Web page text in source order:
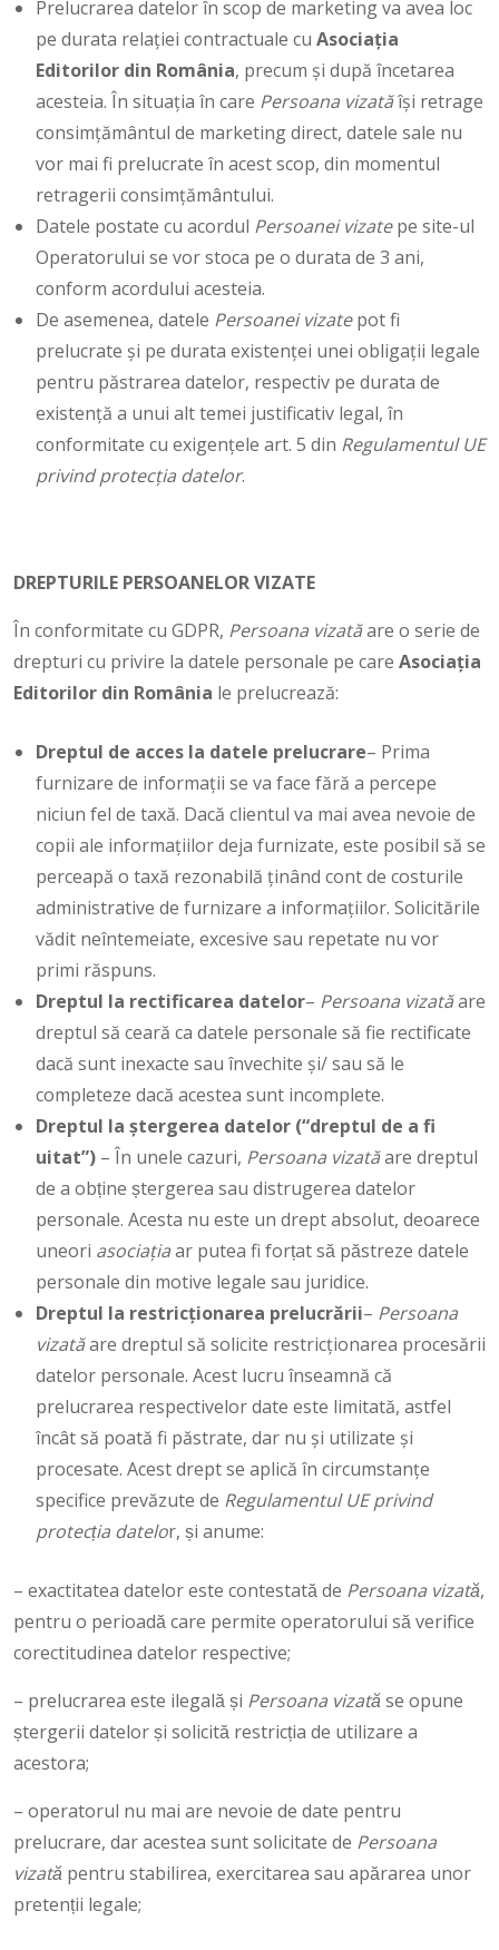
Prelucrarea datelor în scop de marketing va avea loc
pe durata relației contractuale cu Asociaţia
Editorilor din România, precum și după încetarea
acesteia. În situația în care Persoana vizatăîși retrage
consimţământul de marketing direct, datele sale nu
vor mai fi prelucrate în acest scop, din momentul
retragerii consimţământului.
Datele postate cu acordul Persoanei vizatepe site-ul
Operatorului se vor stoca pe o durata de 3 ani,
conform acordului acesteia.
De asemenea, datele Persoanei vizatepot fi
prelucrate și pe durata existenței unei obligații legale
pentru păstrarea datelor, respectiv pe durata de
existență a unui alt temei justificativ legal, în
conformitate cu exigențele art. 5 din Regulamentul UE
privind protecția datelor.
DREPTURILE PERSOANELOR VIZATE
În conformitate cu GDPR, Persoana vizatăare o serie de
drepturi cu privire la datele personale pe care Asociaţia
Editorilor din România le prelucrează:
Dreptul de acces la datele prelucrare– Prima
furnizare de informații se va face fără a percepe
niciun fel de taxă. Dacă clientul va mai avea nevoie de
copii ale informațiilor deja furnizate, este posibil să se
perceapă o taxă rezonabilă ținând cont de costurile
administrative de furnizare a informațiilor. Solicitările
vădit neîntemeiate, excesive sau repetate nu vor
primi răspuns.
Dreptul la rectificarea datelor– Persoana vizatăare
dreptul să ceară ca datele personale să fie rectificate
dacă sunt inexacte sau învechite și/ sau să le
completeze dacă acestea sunt incomplete.
Dreptul la ștergerea datelor (“dreptul de a fi
uitat”) – În unele cazuri, Persoana vizatăare dreptul
de a obține ștergerea sau distrugerea datelor
personale. Acesta nu este un drept absolut, deoarece
uneori asociațiaar putea fi forțat să păstreze datele
personale din motive legale sau juridice.
Dreptul la restricționarea prelucrării– Persoana
vizatăare dreptul să solicite restricționarea procesării
datelor personale. Acest lucru înseamnă că
prelucrarea respectivelor date este limitată, astfel
încât să poată fi păstrate, dar nu și utilizate și
procesate. Acest drept se aplică în circumstanțe
specifice prevăzute de Regulamentul UE privind
protecția datelor, și anume:
– exactitatea datelor este contestată de Persoana vizată,
pentru o perioadă care permite operatorului să verifice
corectitudinea datelor respective;
– prelucrarea este ilegală și Persoana vizatăse opune
ștergerii datelor și solicită restricția de utilizare a
acestora;
– operatorul nu mai are nevoie de date pentru
prelucrare, dar acestea sunt solicitate de Persoana
vizată pentru stabilirea, exercitarea sau apărarea unor
pretenții legale;